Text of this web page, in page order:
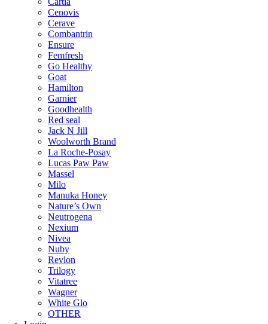
Cenovis
Cerave
Combantrin
Ensure
Femfresh
Go Healthy
Goat
Hamilton
Garnier
Goodhealth
Red seal
Jack N Jill
Woolworth Brand
La Roche-Posay
Lucas Paw Paw
Massel
Milo
Manuka Honey
Nature’s Own
Neutrogena
Nexium
Nivea
Nuby
Revlon
Trilogy
Vitatree
Wagner
White Glo
OTHER